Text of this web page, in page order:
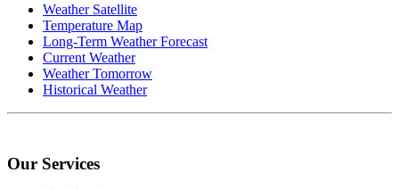
Weather Satellite
Temperature Map
Long-Term Weather Forecast
Current Weather
Weather Tomorrow
Historical Weather
Our Services